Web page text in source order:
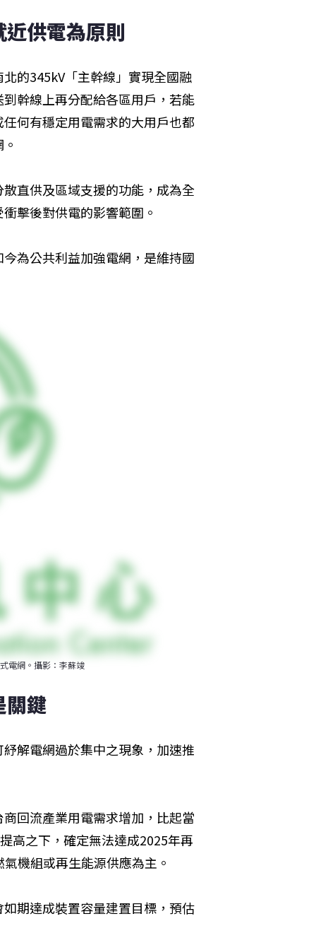
供電為原則
的345kV「主幹線」實現全國融
幹線上再分配給各區用戶，若能
何有穩定用電需求的大用戶也都
直供及區域支援的功能，成為全
擊後對供電的影響範圍。
為公共利益加強電網，是維持國
電網。攝影：李蘇竣
關鍵
解電網過於集中之現象，加速推
回流產業用電需求增加，比起當
高之下，確定無法達成2025年再
機組或再生能源供應為主。
期達成裝置容量建置目標，預估